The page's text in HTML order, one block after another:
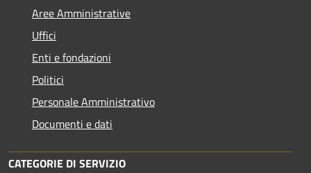
Aree Amministrative
Uffici
Enti e fondazioni
Politici
Personale Amministrativo
Documenti e dati
CATEGORIE DI SERVIZIO